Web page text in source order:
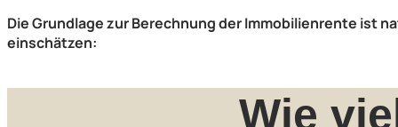
Die Grundlage zur Berechnung der Immobilienrente ist
einschätzen:
Wie